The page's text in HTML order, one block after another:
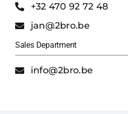
+32 470 92 72 48
jan@2bro.be
Sales Department
info@2bro.be